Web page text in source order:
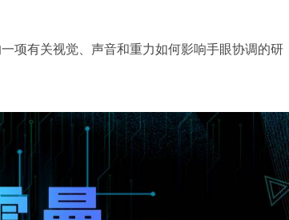
项有关视觉、声音和重力如何影响手眼协调的研